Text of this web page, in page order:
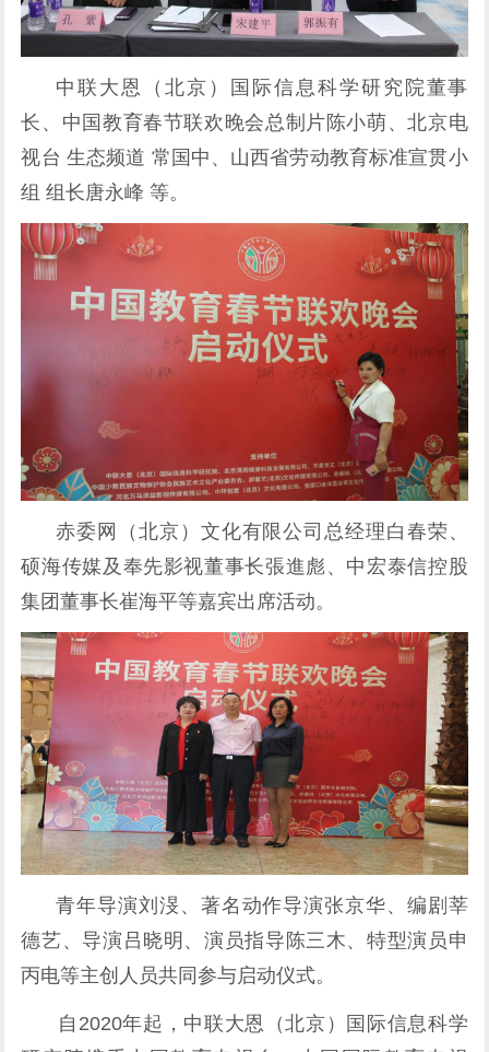
中联大恩（北京）国际信息科学研究院董事
长、中国教育春节联欢晚会总制片陈小萌、北京电
视台 生态频道 常国中、山西省劳动教育标准宣贯小
组 组长唐永峰 等。
赤委网（北京）文化有限公司总经理白春荣、
硕海传媒及奉先影视董事长張進彪、中宏泰信控股
集团董事长崔海平等嘉宾出席活动。
青年导演刘渂、著名动作导演张京华、编剧莘
德艺、导演吕晓明、演员指导陈三木、特型演员申
丙电等主创人员共同参与启动仪式。
自2020年起，中联大恩（北京）国际信息科学